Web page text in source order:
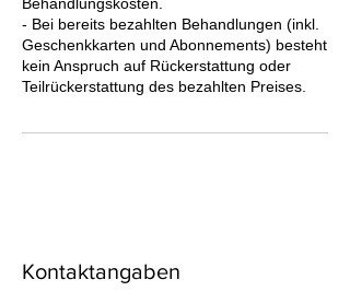
- Bei bereits bezahlten Behandlungen (inkl.
Geschenkkarten und Abonnements) besteht
kein Anspruch auf Rückerstattung oder
Teilrückerstattung des bezahlten Preises.
Kontaktangaben